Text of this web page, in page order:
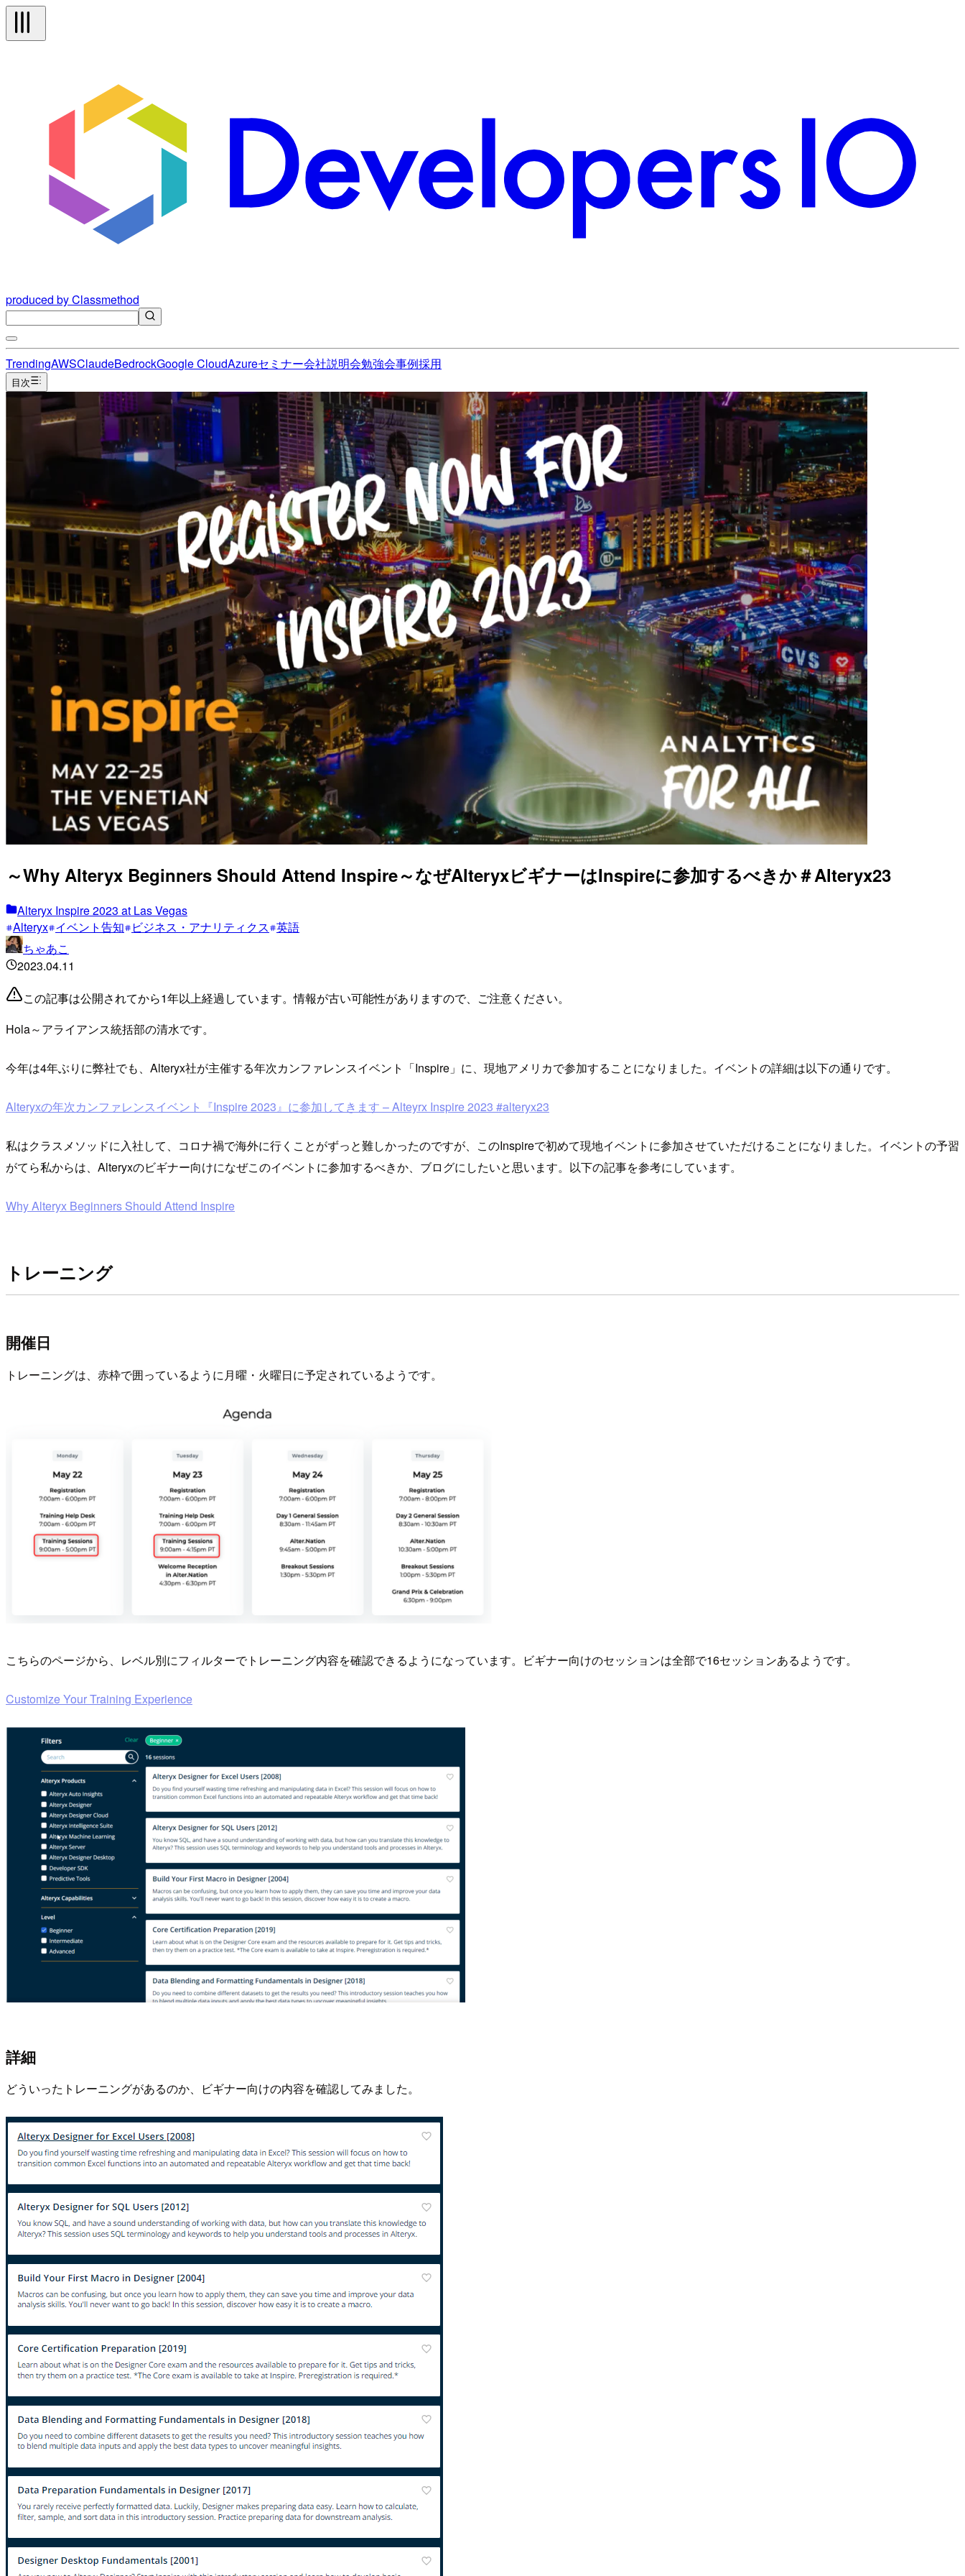
produced by Classmethod
TrendingAWSClaudeBedrockGoogle CloudAzureセミナー会社説明会勉強会事例採用
目次
～Why Alteryx Beginners Should Attend Inspire～なぜAlteryxビギナーはInspireに参加するべきか＃Alteryx23
Alteryx Inspire 2023 at Las Vegas
Alteryx イベント告知 ビジネス・アナリティクス 英語
ちゃあこ
2023.04.11
この記事は公開されてから1年以上経過しています。情報が古い可能性がありますので、ご注意ください。
Hola～アライアンス統括部の清水です。
今年は4年ぶりに弊社でも、Alteryx社が主催する年次カンファレンスイベント「Inspire」に、現地アメリカで参加することになりました。イベントの詳細は以下の通りです。
Alteryxの年次カンファレンスイベント『Inspire 2023』に参加してきます – Alteyrx Inspire 2023 #alteryx23
私はクラスメソッドに入社して、コロナ禍で海外に行くことがずっと難しかったのですが、このInspireで初めて現地イベントに参加させていただけることになりました。イベントの予習
がてら私からは、Alteryxのビギナー向けになぜこのイベントに参加するべきか、ブログにしたいと思います。以下の記事を参考にしています。
Why Alteryx Beginners Should Attend Inspire
トレーニング
開催日
トレーニングは、赤枠で囲っているように月曜・火曜日に予定されているようです。
こちらのページから、レベル別にフィルターでトレーニング内容を確認できるようになっています。ビギナー向けのセッションは全部で16セッションあるようです。
Customize Your Training Experience
詳細
どういったトレーニングがあるのか、ビギナー向けの内容を確認してみました。